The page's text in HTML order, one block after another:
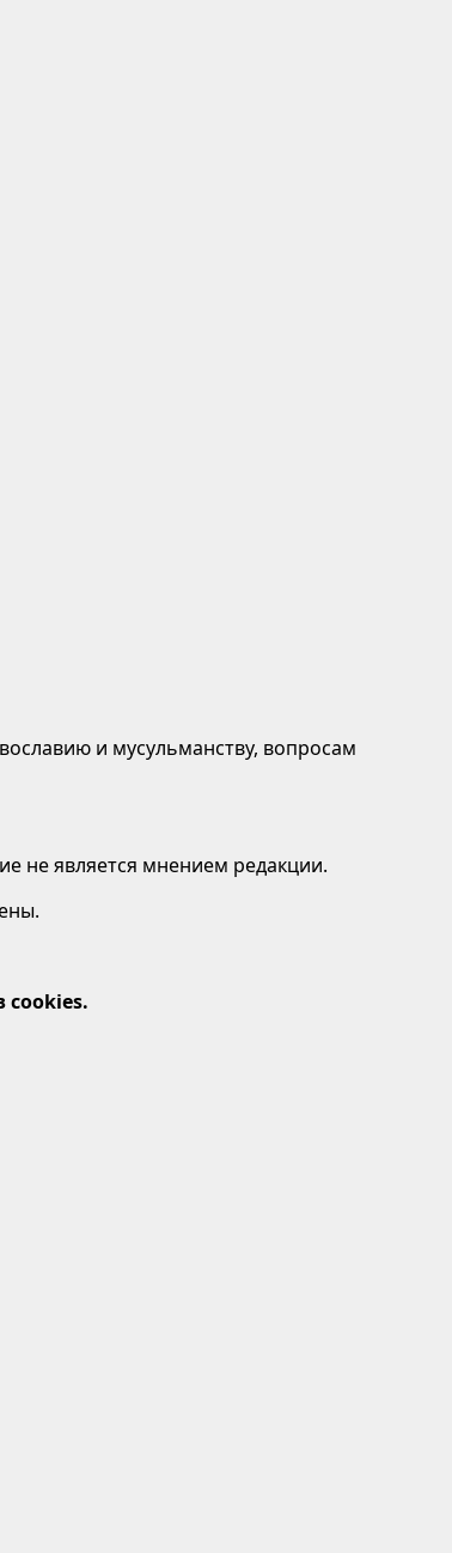
и мусульманству, вопросам
не является мнением редакции.
cookies.